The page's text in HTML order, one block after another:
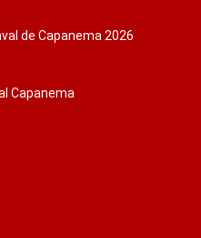
de Capanema 2026
Capanema